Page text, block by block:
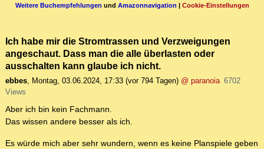
Weitere Buchempfehlungen und Amazonnavigation | Cookie-Einstellungen
Ich habe mir die Stromtrassen und Verzweigungen
angeschaut. Dass man die alle überlasten oder
ausschalten kann glaube ich nicht.
ebbes, Montag, 03.06.2024, 17:33 (vor 794 Tagen) @ paranoia 6702
Views
Aber ich bin kein Fachmann.
Das wissen andere besser als ich.
Es würde mich aber sehr wundern, wenn es keine Planspiele geben